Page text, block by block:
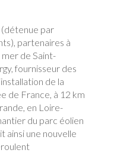
(détenue par
partenaires à
de Saint-
fournisseur des
de la
de France, à 12 km
en Loire-
du parc éolien
ainsi une nouvelle